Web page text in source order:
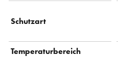
Schutzart
Temperaturbereich